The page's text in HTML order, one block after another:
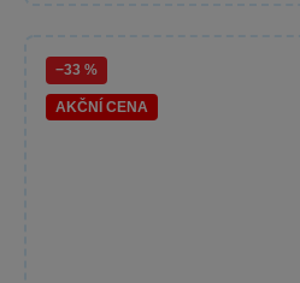
−33 %
AKČNÍ CENA